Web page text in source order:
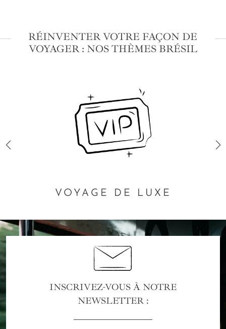
RÉINVENTER VOTRE FAÇON DE
VOYAGER : NOS THÈMES BRÉSIL
VOYAGE DE LUXE
INSCRIVEZ-VOUS À NOTRE
NEWSLETTER :